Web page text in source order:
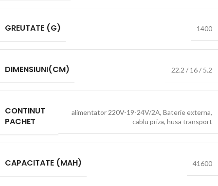
GREUTATE (G) 1400
DIMENSIUNI(CM) 22.2 / 16 / 5.2
CONTINUT
PACHET
alimentator 220V-19-24V/2A, Baterie externa,
cablu priza, husa transport
CAPACITATE (MAH) 41600